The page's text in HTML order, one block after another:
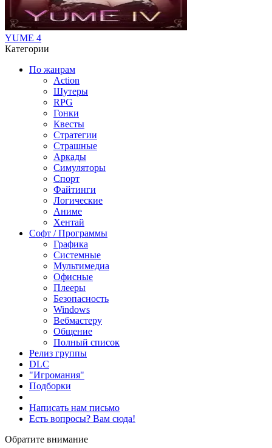
YUME 4
Категории
По жанрам
Action
Шутеры
RPG
Гонки
Квесты
Стратегии
Страшные
Аркады
Симуляторы
Спорт
Файтинги
Логические
Аниме
Хентай
Софт / Программы
Графика
Системные
Мультимедиа
Офисные
Плееры
Безопасность
Windows
Вебмастеру
Общение
Полный список
Релиз группы
DLC
"Игромания"
Подборки
Написать нам письмо
Есть вопросы? Вам сюда!
Обратите внимание